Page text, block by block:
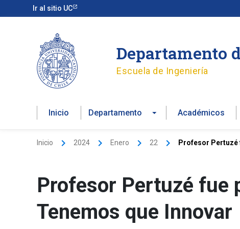
Ir al sitio UC
al
Departamento
Escuela de Ingeniería
Inicio Departamento Académicos
Inicio 2024 Enero 22 Profesor Pertuzé
Profesor Pertuzé fue
Tenemos que Innovar